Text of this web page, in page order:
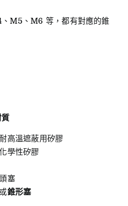
M5、M6 等，都有對應的錐
高溫遮蔽用矽膠
學性矽膠
塞
錐形塞